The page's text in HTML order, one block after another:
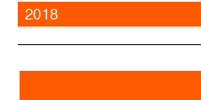
2018